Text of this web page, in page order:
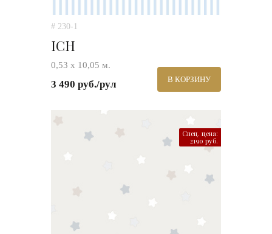
# 230-1
ICH
0,53 х 10,05 м.
3 490 руб./рул В КОРЗИНУ
Спец. цена:
2190 руб.